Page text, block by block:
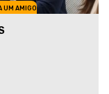
UM AMIGO